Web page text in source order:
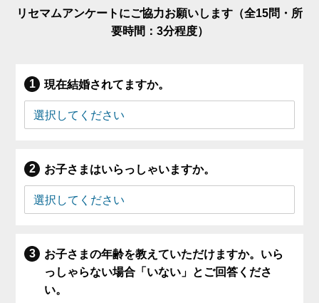
リセマムアンケートにご協力お願いします（全15問・所
要時間：3分程度）
現在結婚されてますか。
お子さまはいらっしゃいますか。
お子さまの年齢を教えていただけますか。いら
っしゃらない場合「いない」とご回答くださ
い。